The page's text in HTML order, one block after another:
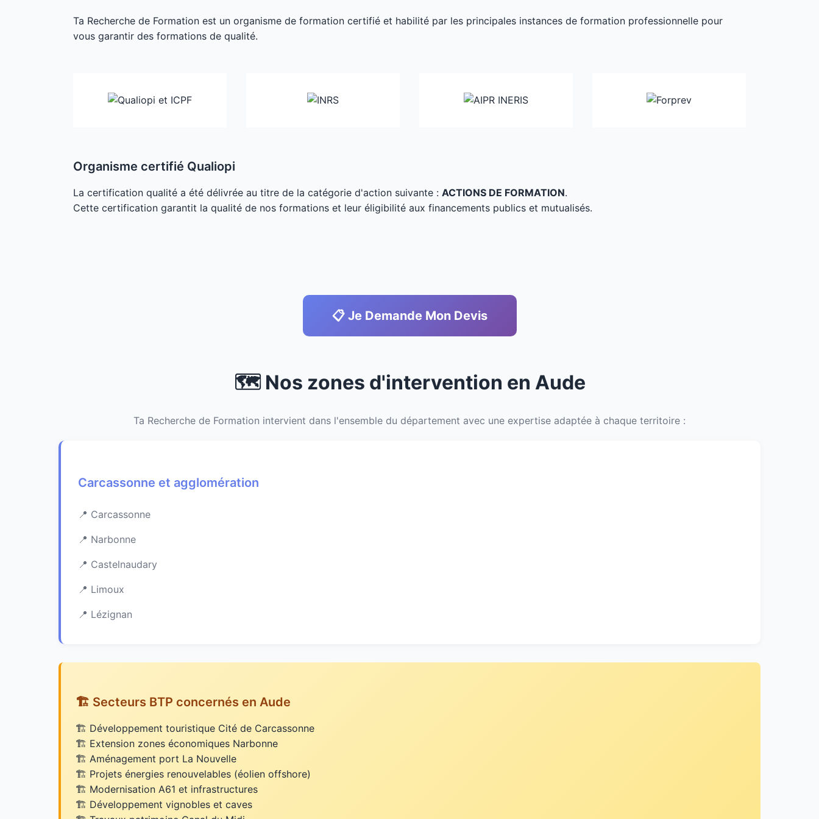
Ta Recherche de Formation est un organisme de formation certifié et habilité par les principales instances de formation professionnelle pour
vous garantir des formations de qualité.
Organisme certifié Qualiopi
La certification qualité a été délivrée au titre de la catégorie d'action suivante : ACTIONS DE FORMATION.
Cette certification garantit la qualité de nos formations et leur éligibilité aux financements publics et mutualisés.
📋 Je Demande Mon Devis
🗺️ Nos zones d'intervention en Aude
Ta Recherche de Formation intervient dans l'ensemble du département avec une expertise adaptée à chaque territoire :
Carcassonne et agglomération
Carcassonne
Narbonne
Castelnaudary
Limoux
Lézignan
🏗️ Secteurs BTP concernés en Aude
Développement touristique Cité de Carcassonne
Extension zones économiques Narbonne
Aménagement port La Nouvelle
Projets énergies renouvelables (éolien offshore)
Modernisation A61 et infrastructures
Développement vignobles et caves